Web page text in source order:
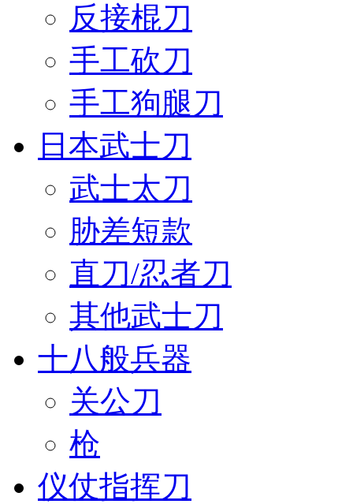
反接棍刀
手工砍刀
手工狗腿刀
日本武士刀
武士太刀
胁差短款
直刀/忍者刀
其他武士刀
十八般兵器
关公刀
枪
仪仗指挥刀